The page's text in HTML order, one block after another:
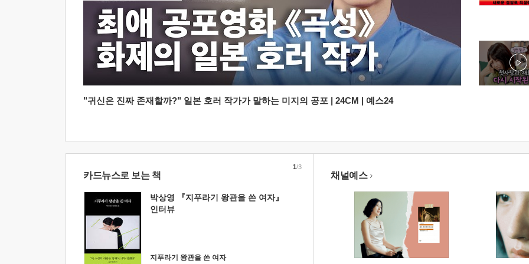
"귀신은 진짜 존재할까?" 일본 호러 작가가 말하는 미지의 공포 | 24CM | 예스24
카드뉴스로 보는 책
박상영 『지푸라기 왕관을 쓴 여자』
인터뷰
지푸라기 왕관을 쓴 여자
1/3
채널예스